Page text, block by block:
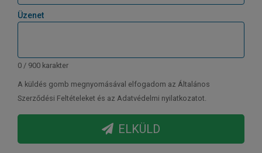
Üzenet
0 / 900 karakter
A küldés gomb megnyomásával elfogadom az Általános
Szerződési Feltételeket és az Adatvédelmi nyilatkozatot.
ELKÜLD